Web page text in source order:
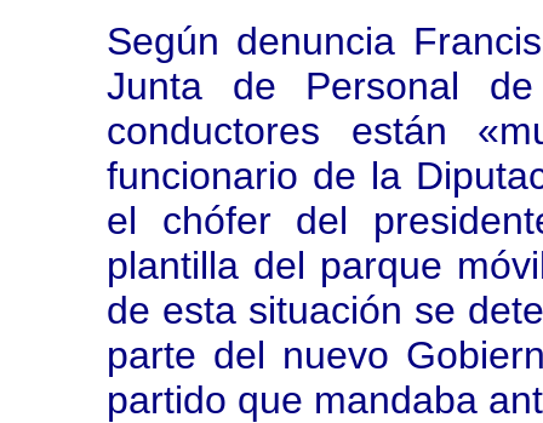
Según denuncia
Junta de Personal
conductores están
funcionario de la
el chófer del
plantilla del parque
de esta situación se
parte del nuevo
partido que mandaba